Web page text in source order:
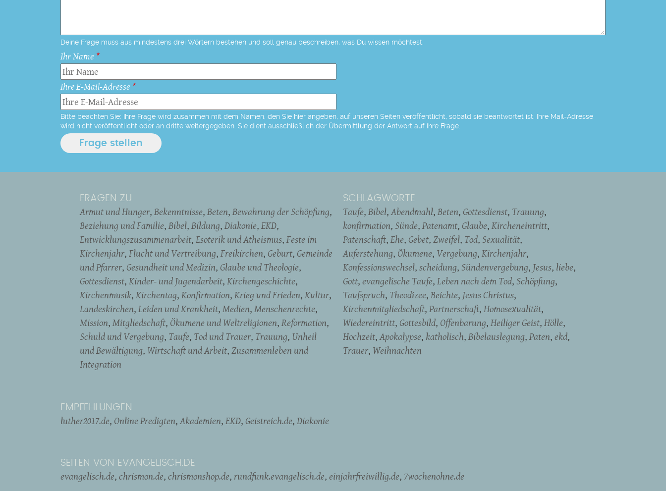
Deine Frage muss aus mindestens drei Wörtern bestehen und soll genau beschreiben, was Du wissen möchtest.
Ihr Name
Ihre E-Mail-Adresse
Bitte beachten Sie: Ihre Frage wird zusammen mit dem Namen, den Sie hier angeben, auf unseren Seiten veröffentlicht, sobald sie beantwortet ist. Ihre Mail-Adresse
wird nicht veröffentlicht oder an dritte weitergegeben. Sie dient ausschließlich der Übermittlung der Antwort auf Ihre Frage.
FRAGEN ZU
Armut und Hunger Bekenntnisse Beten Bewahrung der Schöpfung
Beziehung und Familie Bibel Bildung Diakonie EKD
Entwicklungszusammenarbeit Esoterik und Atheismus Feste im
Kirchenjahr Flucht und Vertreibung Freikirchen Geburt Gemeinde
und Pfarrer Gesundheit und Medizin Glaube und Theologie
Gottesdienst Kinder- und Jugendarbeit Kirchengeschichte
Kirchenmusik Kirchentag Konfirmation Krieg und Frieden Kultur
Landeskirchen Leiden und Krankheit Medien Menschenrechte
Mission Mitgliedschaft Ökumene und Weltreligionen Reformation
Schuld und Vergebung Taufe Tod und Trauer Trauung Unheil
und Bewältigung Wirtschaft und Arbeit Zusammenleben und
Integration
SCHLAGWORTE
Taufe Bibel Abendmahl Beten Gottesdienst Trauung
konfirmation Sünde Patenamt Glaube Kircheneintritt
Patenschaft Ehe Gebet Zweifel Tod Sexualität
Auferstehung Ökumene Vergebung Kirchenjahr
Konfessionswechsel scheidung Sündenvergebung Jesus liebe
Gott evangelische Taufe Leben nach dem Tod Schöpfung
Taufspruch Theodizee Beichte Jesus Christus
Kirchenmitgliedschaft Partnerschaft Homosexualität
Wiedereintritt Gottesbild Offenbarung Heiliger Geist Hölle
Hochzeit Apokalypse katholisch Bibelauslegung Paten ekd
Trauer Weihnachten
EMPFEHLUNGEN
luther2017.de Online Predigten Akademien EKD Geistreich.de Diakonie
SEITEN VON EVANGELISCH.DE
evangelisch.de chrismon.de chrismonshop.de rundfunk.evangelisch.de einjahrfreiwillig.de 7wochenohne.de